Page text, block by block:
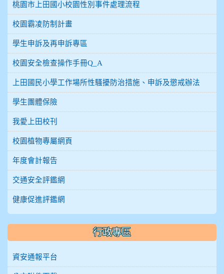
桃園市上田國小校園性別事件處理流程
校園霸凌防制計畫
學生申訴及再申訴專區
校園安全檢查操作手冊Q_A
上田國民小學工作場所性騷擾防治措施、申訴及懲戒辦法
學生團體保險
我愛上田校刊
校園植物專屬網頁
年度會計報告
交通安全評鑑網
健康促進評鑑網
行政專區
資安通報平台